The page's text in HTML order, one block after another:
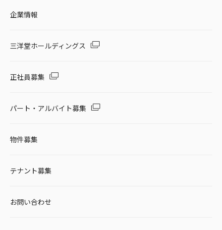
企業情報
三洋堂ホールディングス
正社員募集
パート・アルバイト募集
物件募集
テナント募集
お問い合わせ